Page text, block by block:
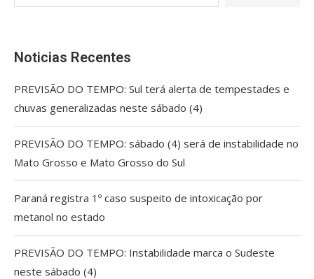
Noticias Recentes
PREVISÃO DO TEMPO: Sul terá alerta de tempestades e
chuvas generalizadas neste sábado (4)
PREVISÃO DO TEMPO: sábado (4) será de instabilidade no
Mato Grosso e Mato Grosso do Sul
Paraná registra 1º caso suspeito de intoxicação por
metanol no estado
PREVISÃO DO TEMPO: Instabilidade marca o Sudeste
neste sábado (4)